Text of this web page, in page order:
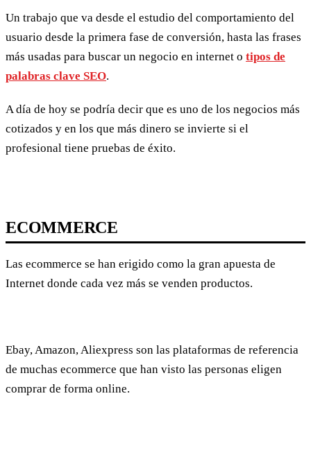
Un trabajo que va desde el estudio del comportamiento del
usuario desde la primera fase de conversión, hasta las frases
más usadas para buscar un negocio en internet o tipos de
palabras clave SEO.
A día de hoy se podría decir que es uno de los negocios más
cotizados y en los que más dinero se invierte si el
profesional tiene pruebas de éxito.
ECOMMERCE
Las ecommerce se han erigido como la gran apuesta de
Internet donde cada vez más se venden productos.
Ebay, Amazon, Aliexpress son las plataformas de referencia
de muchas ecommerce que han visto las personas eligen
comprar de forma online.